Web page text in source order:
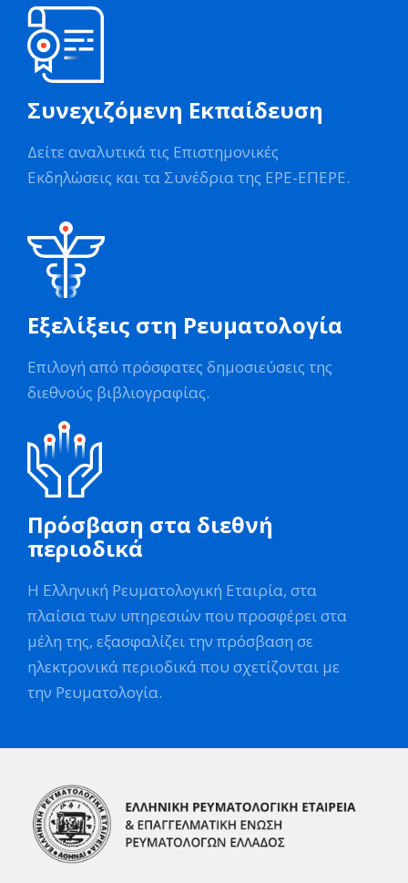
Συνεχιζόμενη Εκπαίδευση
Δείτε αναλυτικά τις Επιστημονικές
Εκδηλώσεις και τα Συνέδρια της ΕΡΕ-ΕΠΕΡΕ.
Εξελίξεις στη Ρευματολογία
Επιλογή από πρόσφατες δημοσιεύσεις της
διεθνούς βιβλιογραφίας.
Πρόσβαση στα διεθνή
περιοδικά
Η Ελληνική Ρευματολογική Εταιρία, στα
πλαίσια των υπηρεσιών που προσφέρει στα
μέλη της, εξασφαλίζει την πρόσβαση σε
ηλεκτρονικά περιοδικά που σχετίζονται με
την Ρευματολογία.